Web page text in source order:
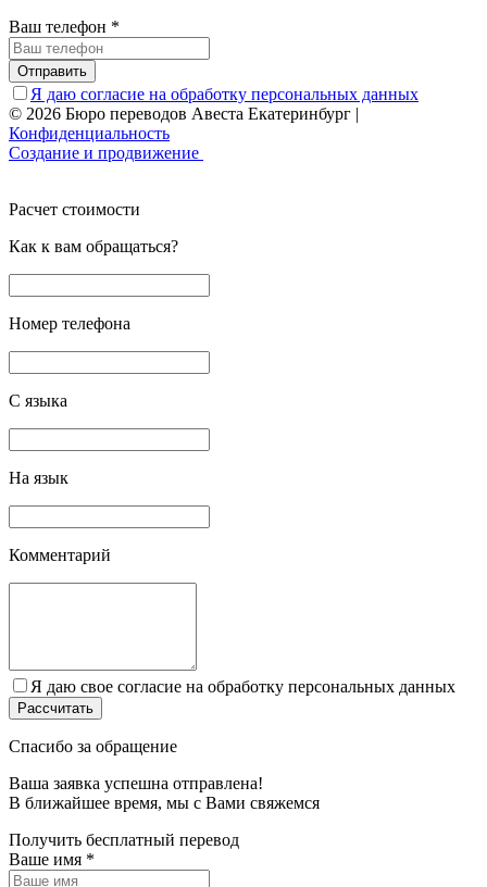
Ваш телефон *
Отправить
Я даю согласие на обработку персональных данных
© 2026 Бюро переводов Авеста Екатеринбург |
Конфиденциальность
Создание и продвижение
Расчет стоимости
Как к вам обращаться?
Номер телефона
С языка
На язык
Комментарий
Я даю свое согласие на обработку персональных данных
Спасибо за обращение
Ваша заявка успешна отправлена!
В ближайшее время, мы c Вами свяжемся
Получить бесплатный перевод
Ваше имя *